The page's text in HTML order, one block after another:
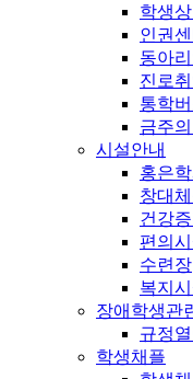
학생
인권센
동아
진로
통학
금주
시설안내
홍은
창대
건강
편의
수련장
복지
장애학생관
규정
학생채플